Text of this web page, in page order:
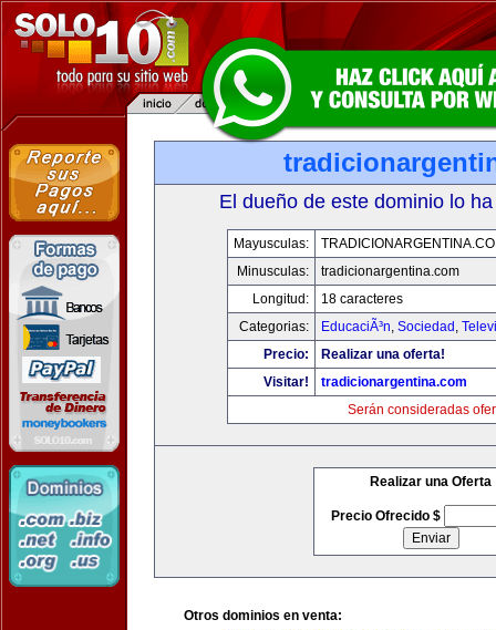
El dueño de este dominio lo
Mayusculas:
Minusculas:
tradicionargentina.com
Longitud:
18 caracteres
Categorias:
EducaciÃ³n, Sociedad ,
Precio:
Realizar una oferta!
Visitar!
tradicionargentina.com
Serán consideradas
Realizar una Oferta
Precio Ofrecido $
Otros dominios en venta: